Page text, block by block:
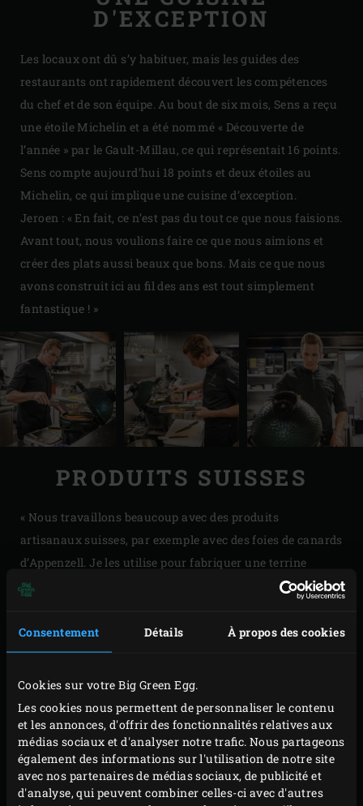
Consentement Détails À propos des cookies
Cookies sur votre Big Green Egg.
Les cookies nous permettent de personnaliser le contenu
et les annonces, d'offrir des fonctionnalités relatives aux
médias sociaux et d'analyser notre trafic. Nous partageons
également des informations sur l'utilisation de notre site
avec nos partenaires de médias sociaux, de publicité et
d'analyse, qui peuvent combiner celles-ci avec d'autres
D'EXCEPTION
Les locaux ont dû s’y habituer, mais les guides des
restaurants ont rapidement découvert les compétences
du chef et de son équipe. Au bout de six mois, Sens a reçu
une étoile Michelin et a été nommé « Découverte de
l’année » par le Gault-Millau, ce qui représentait 16 points.
Sens compte aujourd’hui 18 points et deux étoiles au
Michelin, ce qui implique une cuisine d’exception.
Jeroen : « En fait, ce n’est pas du tout ce que nous faisions.
Avant tout, nous voulions faire ce que nous aimions et
créer des plats aussi beaux que bons. Mais ce que nous
avons construit ici au fil des ans est tout simplement
fantastique ! »
PRODUITS SUISSES
« Nous travaillons beaucoup avec des produits
artisanaux suisses, par exemple avec des foies de canards
d’Appenzell. Je les utilise pour fabriquer une terrine
classique pour finir par en faire de la neige pour l’un de
de la région. Il s’agit de la Suisse centrale et la région est
donc comparativement riche en fournisseurs. On y trouve
Hof, une ferme biologique qui prend soin des animaux. La
différence se voit et se sent au goût. À Ennetbürgen se
trouve Holzen Fleisch, où l’on trouve notamment des
porcs laineux et des bœufs Black Angus. Cette viande est